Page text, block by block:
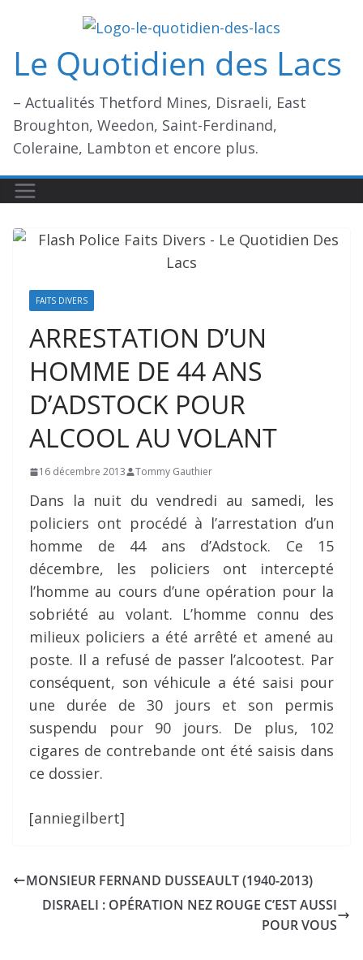
contenu
Le Quotidien des Lacs
– Actualités Thetford Mines, Disraeli, East
Broughton, Weedon, Saint-Ferdinand,
Coleraine, Lambton et encore plus.
FAITS DIVERS
ARRESTATION D’UN
HOMME DE 44 ANS
D’ADSTOCK POUR
ALCOOL AU VOLANT
16 décembre 2013 Tommy Gauthier
Dans la nuit du vendredi au samedi, les
policiers ont procédé à l’arrestation d’un
homme de 44 ans d’Adstock. Ce 15
décembre, les policiers ont intercepté
l’homme au cours d’une opération pour la
sobriété au volant. L’homme connu des
milieux policiers a été arrêté et amené au
poste. Il a refusé de passer l’alcootest. Par
conséquent, son véhicule a été saisi pour
une durée de 30 jours et son permis
suspendu pour 90 jours. De plus, 102
cigares de contrebande ont été saisis dans
ce dossier.
[anniegilbert]
MONSIEUR FERNAND DUSSEAULT (1940-2013)
DISRAELI : OPÉRATION NEZ ROUGE C’EST AUSSI
POUR VOUS